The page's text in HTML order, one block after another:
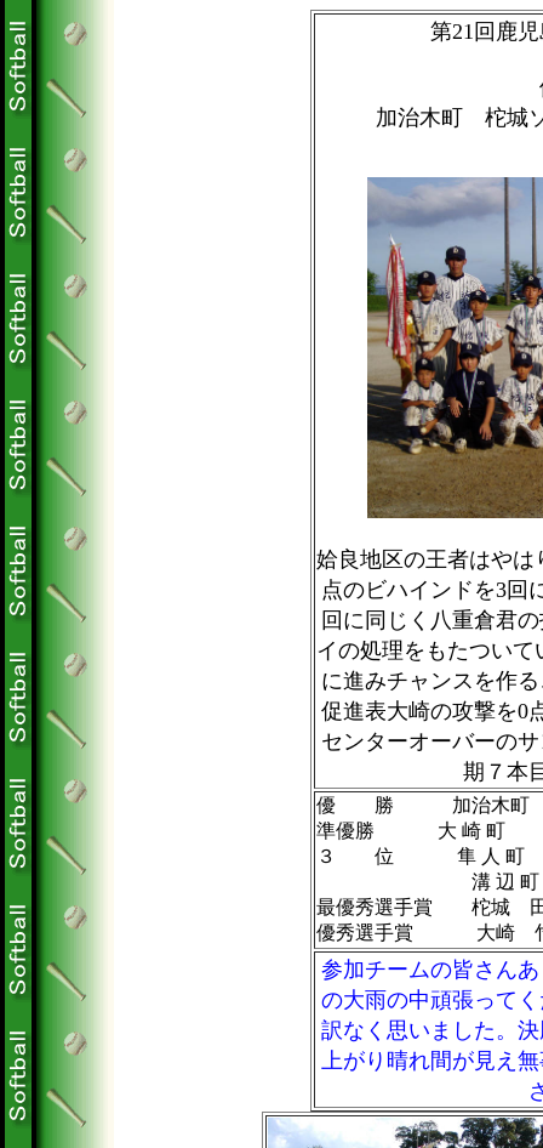
第21回鹿
加治木町 柁城
姶良地区の王者はやは
点のビハインドを3回
回に同じく八重倉君
イの処理をもたつい
に進みチャンスを作
促進表大崎の攻撃を0
センターオーバーの
期７本
優 勝 加治木町 柁城
準優勝 大 崎 町 大崎
３ 位 隼 人 町 富隈
溝 辺 町 陵南ソ
最優秀選手賞 柁城 田
優秀選手賞 大崎 竹
参加チームの皆さん
の大雨の中頑張って
訳なく思いました。
上がり晴れ間が見え